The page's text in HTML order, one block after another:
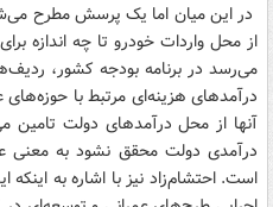
در این میان اما یک پرسش مطرح
از محل واردات خودرو تا چه اندازه
می‌رسد در برنامه بودجه کشور،
درآمدهای هزینه‌ای مرتبط با
آنها از محل درآمدهای دولت تامین
درآمدی دولت محقق نشود به معنی
است. احتشام‌زاد نیز با اشاره به